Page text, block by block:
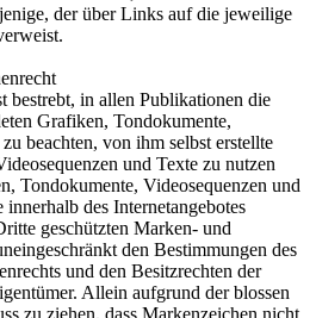
der über Links auf die jeweilige
bestrebt, in allen Publikationen die
Grafiken, Tondokumente,
beachten, von ihm selbst erstellte
und Texte zu nutzen
Tondokumente, Videosequenzen und
des Internetangebotes
geschützten Marken- und
den Bestimmungen des
und den Besitzrechten der
Allein aufgrund der blossen